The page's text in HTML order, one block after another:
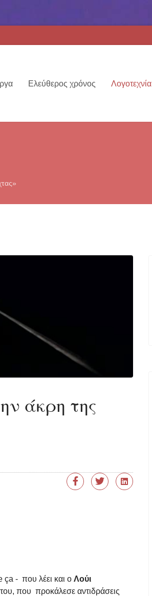
Ελεύθερος χρόνος Λογοτεχνία
άκρη της
- που λέει και ο Λούι
που προκάλεσε αντιδράσεις